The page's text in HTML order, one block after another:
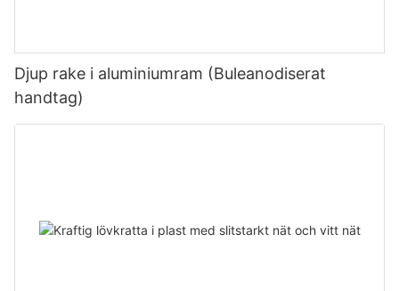
Djup rake i aluminiumram (Buleanodiserat
handtag)